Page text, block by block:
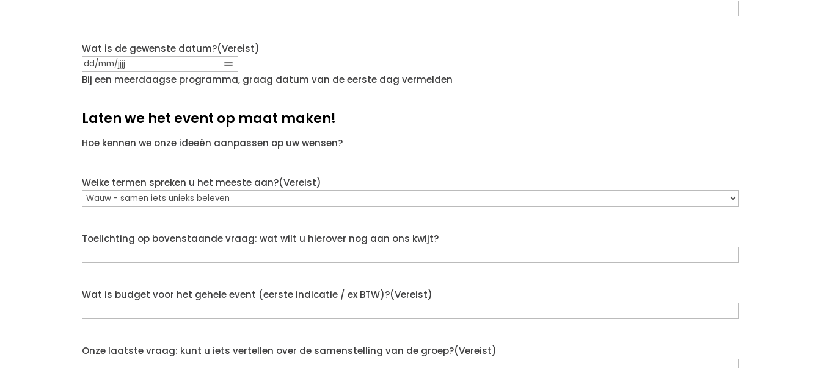
Wat is de gewenste datum?(Vereist)
Bij een meerdaagse programma, graag datum van de eerste dag vermelden
Laten we het event op maat maken!
Hoe kennen we onze ideeën aanpassen op uw wensen?
Welke termen spreken u het meeste aan?(Vereist)
Toelichting op bovenstaande vraag: wat wilt u hierover nog aan ons kwijt?
Wat is budget voor het gehele event (eerste indicatie / ex BTW)?(Vereist)
Onze laatste vraag: kunt u iets vertellen over de samenstelling van de groep?(Vereist)